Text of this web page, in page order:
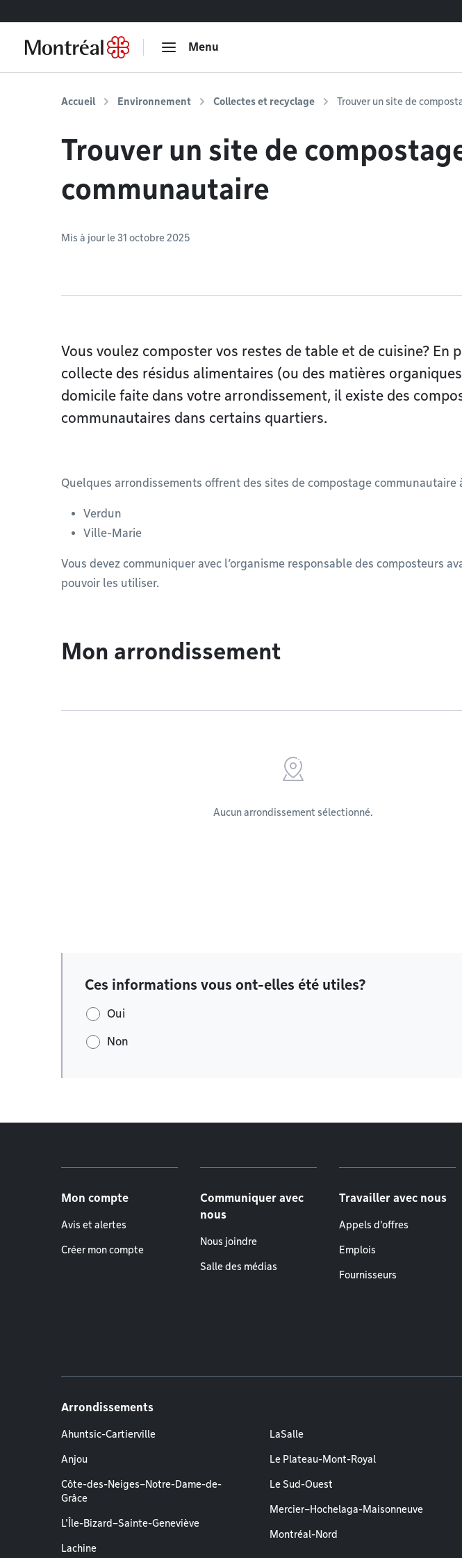
Menu
Accueil Environnement Collectes et recyclage Trouver un site de
Trouver un site de
communautaire
Mis à jour le 31 octobre 2025
Vous voulez composter vos restes de table et de cuisine? En
collecte des résidus alimentaires (ou des matières
domicile faite dans votre arrondissement, il existe des
communautaires dans certains quartiers.
Quelques arrondissements offrent des sites de compostage communautaire
Verdun
Ville-Marie
Vous devez communiquer avec l’organisme responsable des composteurs
pouvoir les utiliser.
Mon arrondissement
Aucun arrondissement sélectionné.
Ces informations vous ont-elles été utiles?
Oui
Non
Mon compte
Avis et alertes
Créer mon compte
Communiquer avec
nous
Nous joindre
Salle des médias
Travailler avec nous
Appels d'offres
Emplois
Fournisseurs
Arrondissements
Ahuntsic-Cartierville
Anjou
Côte-des-Neiges–Notre-Dame-de-
Grâce
L'Île-Bizard–Sainte-Geneviève
Lachine
LaSalle
Le Plateau-Mont-Royal
Le Sud-Ouest
Mercier–Hochelaga-Maisonneuve
Montréal-Nord